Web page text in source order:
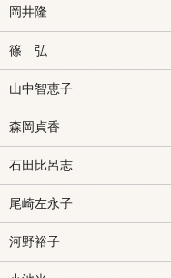
岡井隆
篠 弘
山中智恵子
森岡貞香
石田比呂志
尾崎左永子
河野裕子